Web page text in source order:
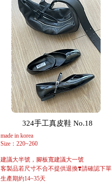
324手工真皮鞋 No.18
made in korea
Size：220~260
建議大半號，腳板寬建議大一號
客製品若尺寸不合不提供退換❣️請確認下單
生產期約14~35天